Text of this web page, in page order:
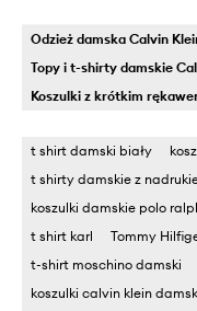
Odzież damska Calvin
Topy i t-shirty damskie
Koszulki z krótkim
t shirt damski biały
t shirty damskie z
koszulki damskie polo
t shirt karl
Tommy
t-shirt moschino damski
koszulki calvin klein